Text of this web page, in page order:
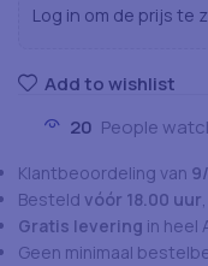
Log in om de prijs te
Add to wishlist
20 People
Klantbeoordeling van
Besteld vóór 18.00 uur
Gratis levering in heel
Geen minimaal